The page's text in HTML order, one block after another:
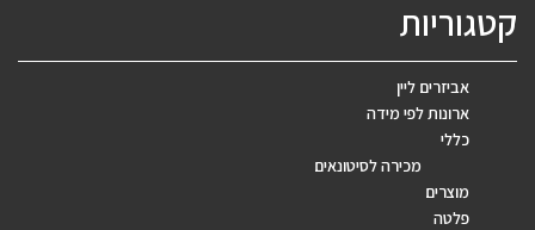
קטגוריות
אביזרים ליין
ארונות לפי מידה
כללי
מכירה לסיטונאים
מוצרים
פלטה